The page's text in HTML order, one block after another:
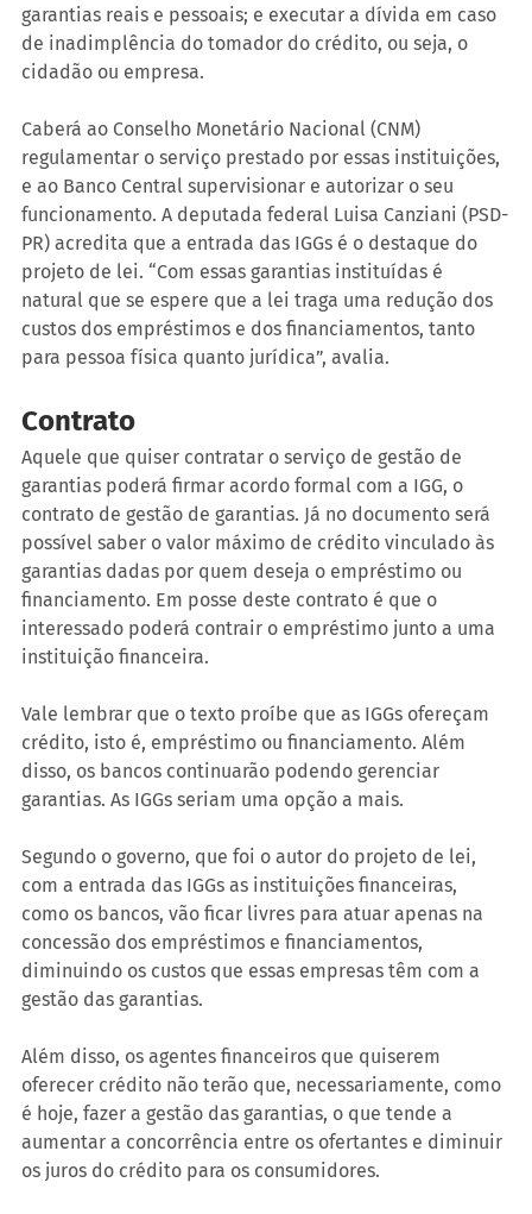
garantias reais e pessoais; e executar a dívida em caso
de inadimplência do tomador do crédito, ou seja, o
cidadão ou empresa.
Caberá ao Conselho Monetário Nacional (CNM)
regulamentar o serviço prestado por essas instituições,
e ao Banco Central supervisionar e autorizar o seu
funcionamento. A deputada federal Luisa Canziani (PSD-
PR) acredita que a entrada das IGGs é o destaque do
projeto de lei. “Com essas garantias instituídas é
natural que se espere que a lei traga uma redução dos
custos dos empréstimos e dos financiamentos, tanto
para pessoa física quanto jurídica”, avalia.
Contrato
Aquele que quiser contratar o serviço de gestão de
garantias poderá firmar acordo formal com a IGG, o
contrato de gestão de garantias. Já no documento será
possível saber o valor máximo de crédito vinculado às
garantias dadas por quem deseja o empréstimo ou
financiamento. Em posse deste contrato é que o
interessado poderá contrair o empréstimo junto a uma
instituição financeira.
Vale lembrar que o texto proíbe que as IGGs ofereçam
crédito, isto é, empréstimo ou financiamento. Além
disso, os bancos continuarão podendo gerenciar
garantias. As IGGs seriam uma opção a mais.
Segundo o governo, que foi o autor do projeto de lei,
com a entrada das IGGs as instituições financeiras,
como os bancos, vão ficar livres para atuar apenas na
concessão dos empréstimos e financiamentos,
diminuindo os custos que essas empresas têm com a
gestão das garantias.
Além disso, os agentes financeiros que quiserem
oferecer crédito não terão que, necessariamente, como
é hoje, fazer a gestão das garantias, o que tende a
aumentar a concorrência entre os ofertantes e diminuir
os juros do crédito para os consumidores.